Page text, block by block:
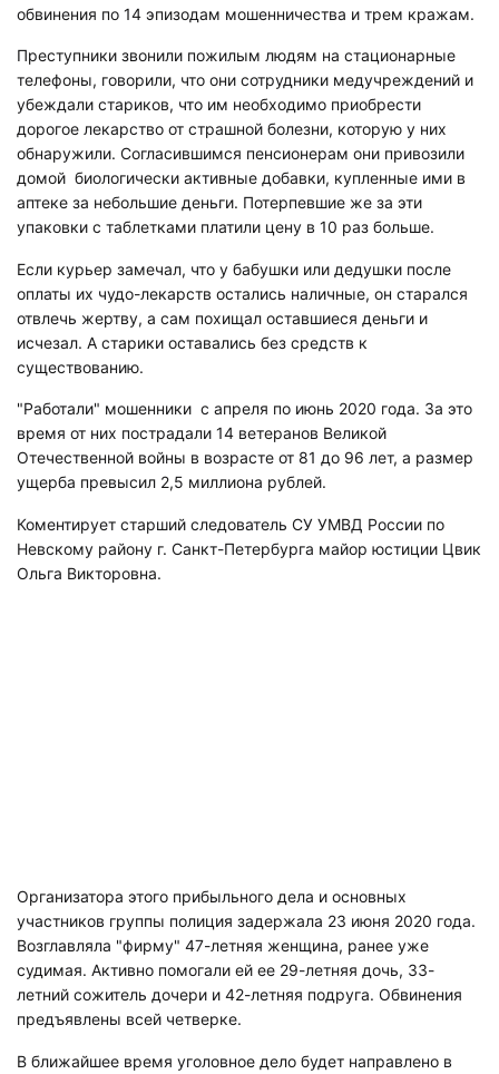
обвинения по 14 эпизодам мошенничества и трем кражам.
Преступники звонили пожилым людям на стационарные
телефоны, говорили, что они сотрудники медучреждений и
убеждали стариков, что им необходимо приобрести
дорогое лекарство от страшной болезни, которую у них
обнаружили. Согласившимся пенсионерам они привозили
домой биологически активные добавки, купленные ими в
аптеке за небольшие деньги. Потерпевшие же за эти
упаковки с таблетками платили цену в 10 раз больше.
Если курьер замечал, что у бабушки или дедушки после
оплаты их чудо-лекарств остались наличные, он старался
отвлечь жертву, а сам похищал оставшиеся деньги и
исчезал. А старики оставались без средств к
существованию.
"Работали" мошенники с апреля по июнь 2020 года. За это
время от них пострадали 14 ветеранов Великой
Отечественной войны в возрасте от 81 до 96 лет, а размер
ущерба превысил 2,5 миллиона рублей.
Коментирует старший следователь СУ УМВД России по
Невскому району г. Санкт-Петербурга майор юстиции Цвик
Ольга Викторовна.
Организатора этого прибыльного дела и основных
участников группы полиция задержала 23 июня 2020 года.
Возглавляла "фирму" 47-летняя женщина, ранее уже
судимая. Активно помогали ей ее 29-летняя дочь, 33-
летний сожитель дочери и 42-летняя подруга. Обвинения
предъявлены всей четверке.
В ближайшее время уголовное дело будет направлено в